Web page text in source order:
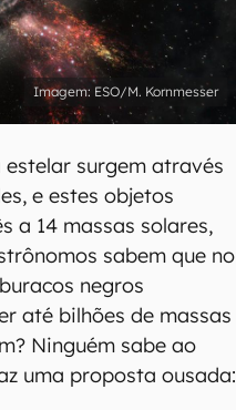
ESO/M. Kornmesser
estelar surgem através
e estes objetos
a 14 massas solares,
sabem que no
negros
até bilhões de massas
Ninguém sabe ao
uma proposta ousada: